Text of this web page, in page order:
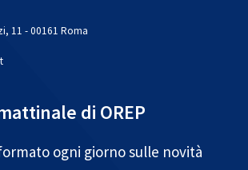
11 - 00161 Roma
di OREP
ogni giorno sulle novità